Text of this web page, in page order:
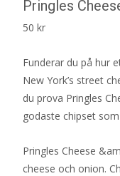
Pringles
50 kr
Funderar du på hur
New York’s street
du prova Pringles
godaste chipset
Pringles Cheese
cheese och onion.